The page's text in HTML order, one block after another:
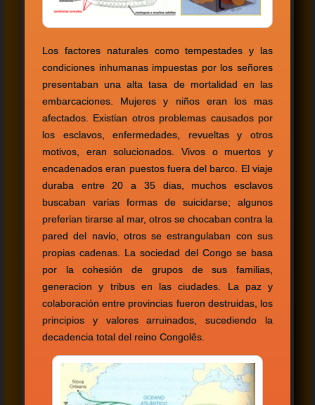
Los factores naturales como tempestades y las
condiciones inhumanas impuestas por los señores
presentaban una alta tasa de mortalidad en las
embarcaciones. Mujeres y niños eran los mas
afectados. Existίan otros problemas causados por
los esclavos, enfermedades, revueltas y otros
motivos, eran solucionados. Vivos o muertos y
encadenados eran puestos fuera del barco. El viaje
duraba entre 20 a 35 dias, muchos esclavos
buscaban varίas formas de suicidarse; algunos
preferίan tirarse al mar, otros se chocaban contra la
pared del navίo, otros se estrangulaban con sus
propias cadenas. La sociedad del Congo se basa
por la cohesión de grupos de sus familias,
generacion y tribus en las ciudades. La paz y
colaboración entre provincias fueron destruidas, los
principios y valores arruinados, sucediendo la
decadencia total del reino Congolês.